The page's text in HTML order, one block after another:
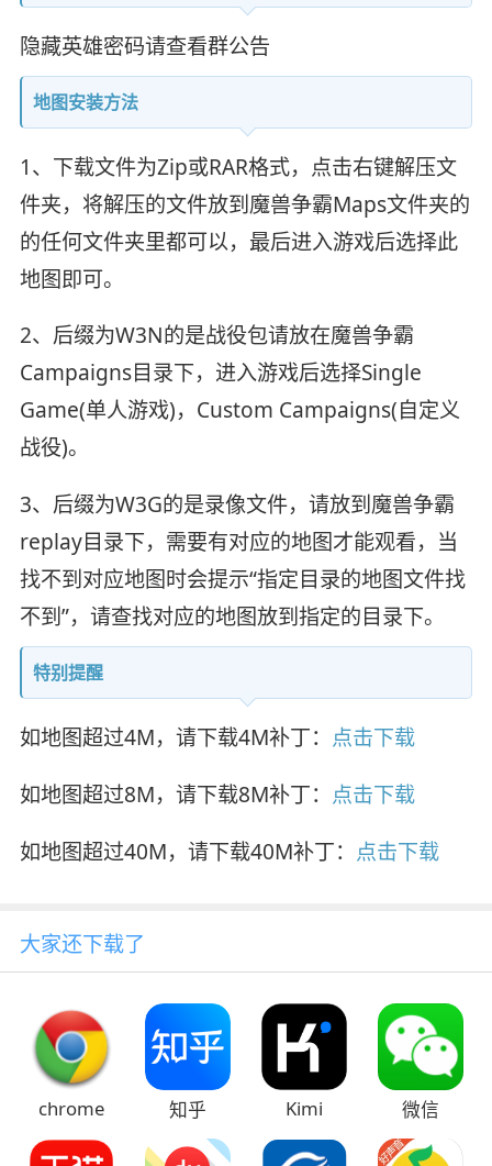
隐藏英雄密码请查看群公告
地图安装方法
1、下载文件为Zip或RAR格式，点击右键解压文
件夹，将解压的文件放到魔兽争霸Maps文件夹的
的任何文件夹里都可以，最后进入游戏后选择此
地图即可。
2、后缀为W3N的是战役包请放在魔兽争霸
Campaigns目录下，进入游戏后选择Single
Game(单人游戏)，Custom Campaigns(自定义
战役)。
3、后缀为W3G的是录像文件，请放到魔兽争霸
replay目录下，需要有对应的地图才能观看，当
找不到对应地图时会提示“指定目录的地图文件找
不到”，请查找对应的地图放到指定的目录下。
特别提醒
如地图超过4M，请下载4M补丁： 点击下载
如地图超过8M，请下载8M补丁： 点击下载
如地图超过40M，请下载40M补丁： 点击下载
大家还下载了
chrome 知乎 Kimi 微信